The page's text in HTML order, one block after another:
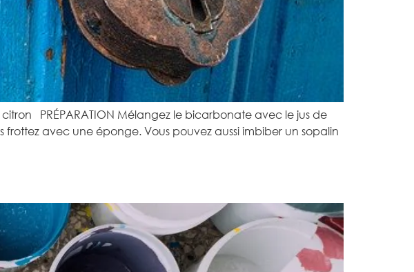
PRÉPARATION Mélangez le bicarbonate avec le jus de
frottez avec une éponge. Vous pouvez aussi imbiber un sopalin